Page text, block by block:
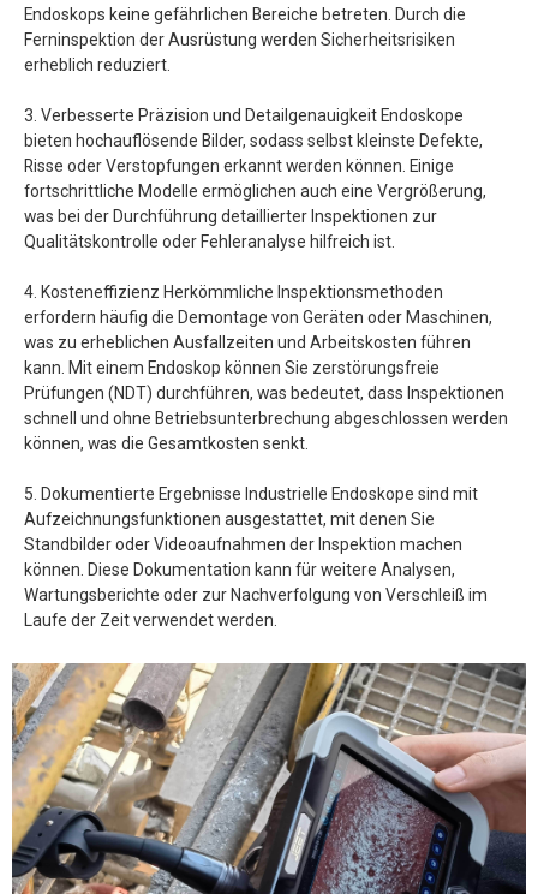
Endoskops keine gefährlichen Bereiche betreten. Durch die
Ferninspektion der Ausrüstung werden Sicherheitsrisiken
erheblich reduziert.
3. Verbesserte Präzision und Detailgenauigkeit Endoskope
bieten hochauflösende Bilder, sodass selbst kleinste Defekte,
Risse oder Verstopfungen erkannt werden können. Einige
fortschrittliche Modelle ermöglichen auch eine Vergrößerung,
was bei der Durchführung detaillierter Inspektionen zur
Qualitätskontrolle oder Fehleranalyse hilfreich ist.
4. Kosteneffizienz Herkömmliche Inspektionsmethoden
erfordern häufig die Demontage von Geräten oder Maschinen,
was zu erheblichen Ausfallzeiten und Arbeitskosten führen
kann. Mit einem Endoskop können Sie zerstörungsfreie
Prüfungen (NDT) durchführen, was bedeutet, dass Inspektionen
schnell und ohne Betriebsunterbrechung abgeschlossen werden
können, was die Gesamtkosten senkt.
5. Dokumentierte Ergebnisse Industrielle Endoskope sind mit
Aufzeichnungsfunktionen ausgestattet, mit denen Sie
Standbilder oder Videoaufnahmen der Inspektion machen
können. Diese Dokumentation kann für weitere Analysen,
Wartungsberichte oder zur Nachverfolgung von Verschleiß im
Laufe der Zeit verwendet werden.